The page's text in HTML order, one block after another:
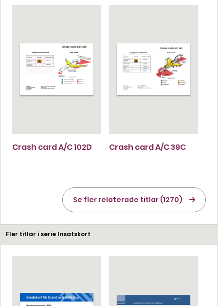
Crash card A/C 102D Crash card A/C 39C
Se fler relaterade titlar (1270)
Fler titlar i serie Insatskort